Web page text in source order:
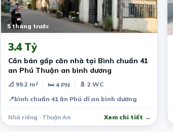
5 tháng trước
3.4 Tỷ
Cần bán gấp căn nhà tại Bình chuẩn 41
an Phú Thuận an bình dương
📐 99.2 m² 🛏 4 PN
🚿 2 WC
📍bình chuẩn 41 ăn Phú dĩ an bình dương
Nhà riêng · Thuận An Xem chi tiết →